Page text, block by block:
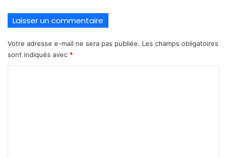
Laisser un commentaire
Votre adresse e-mail ne sera pas publiée. Les champs obligatoires
sont indiqués avec *